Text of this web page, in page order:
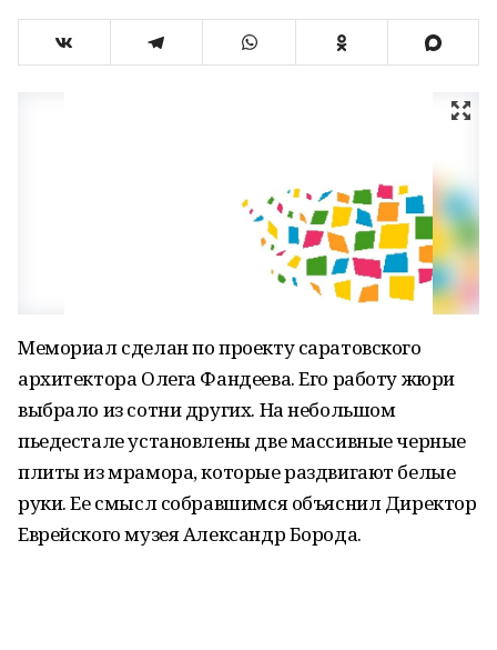
Мемориал сделан по проекту саратовского
архитектора Олега Фандеева. Его работу жюри
выбрало из сотни других. На небольшом
пьедестале установлены две массивные черные
плиты из мрамора, которые раздвигают белые
руки. Ее смысл собравшимся объяснил Директор
Еврейского музея Александр Борода.